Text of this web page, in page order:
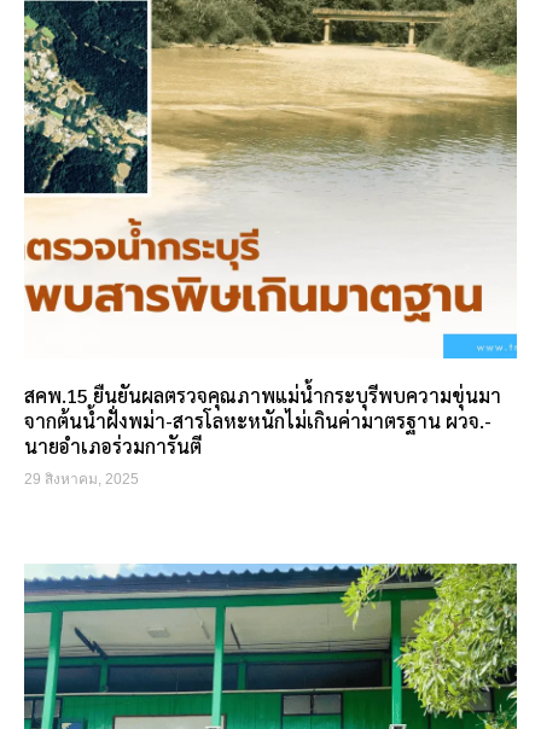
สคพ.15 ยืนยันผลตรวจคุณภาพแม่น้ำกระบุรีพบความขุ่นมา
จากต้นน้ำฝั่งพม่า-สารโลหะหนักไม่เกินค่ามาตรฐาน ผวจ.-
นายอำเภอร่วมการันตี
29 สิงหาคม, 2025